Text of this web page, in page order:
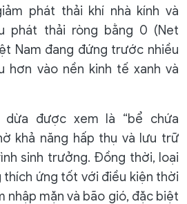
phát thải khí nhà kính và
phát thải ròng bằng 0 (Net
Nam đang đứng trước nhiều
hơn vào nền kinh tế xanh và
dừa được xem là “bể chứa
khả năng hấp thụ và lưu trữ
sinh trưởng. Đồng thời, loại
thích ứng tốt với điều kiện thời
nhập mặn và bão gió, đặc biệt